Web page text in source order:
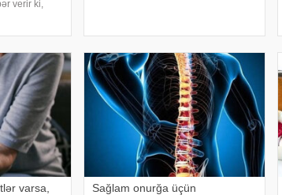
verir ki,
gəliblər. -
varsa,
Sağlam onurğa üçün